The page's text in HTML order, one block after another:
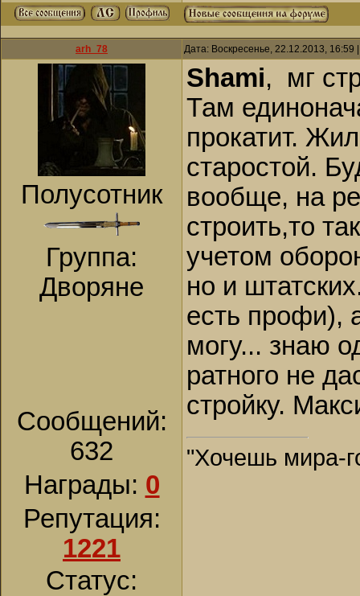
arh_78 Дата: Воскресенье, 22.12.2013,
Полусотник
Группа:
Дворяне
Сообщений:
632
Награды: 0
Репутация:
1221
Статус:
Shami, мг
Там
прокатит.
старостой.
вообще, на
строить,то
учетом
но и
есть профи),
могу... знаю
ратного не
стройку.
"Хочешь мира-